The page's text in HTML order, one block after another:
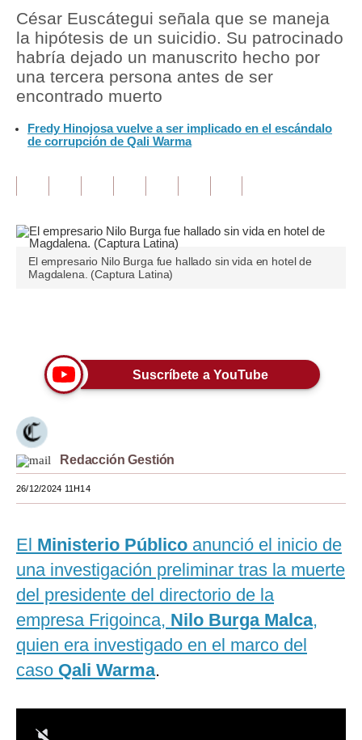
Política
Tu Dinero
Finanzas Personales
Plus G
Opinión
Pregunta de hoy
Blogs
Viajes
Estilos
Mundo
España
Internacional
Tecnología
César Euscátegui señala que se maneja
la hipótesis de un suicidio. Su patrocinado
habría dejado un manuscrito hecho por
una tercera persona antes de ser
encontrado muerto
Fredy Hinojosa vuelve a ser implicado en el escándalo
de corrupción de Qali Warma
El empresario Nilo Burga fue hallado sin vida en hotel de
Magdalena. (Captura Latina)
Suscríbete a YouTube
Redacción Gestión
26/12/2024 11H14
El Ministerio Público anunció el inicio de
una investigación preliminar tras la muerte
del presidente del directorio de la
empresa Frigoinca, Nilo Burga Malca,
quien era investigado en el marco del
caso Qali Warma.